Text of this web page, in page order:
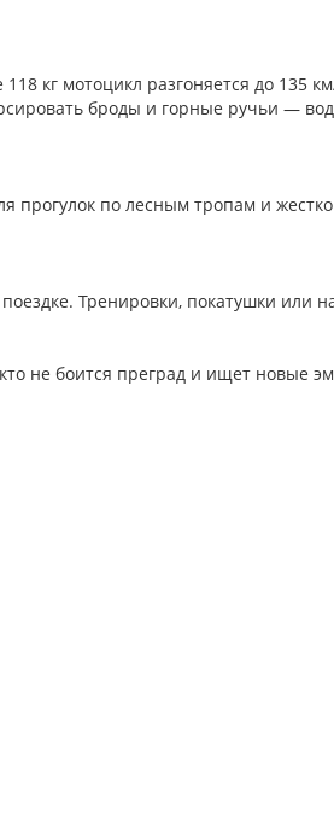
кг мотоцикл разгоняется до 135
броды и горные ручьи —
прогулок по лесным тропам и
Тренировки, покатушки
не боится преград и ищет новые